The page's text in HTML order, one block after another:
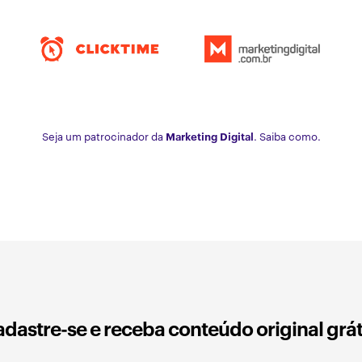
Seja um patrocinador da Marketing Digital. Saiba como.
se e receba conteúdo original